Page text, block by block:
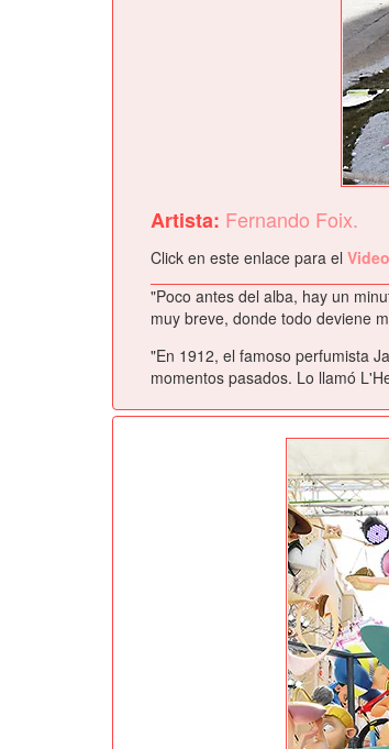
Artista: Fernando Foix.
Click en este enlace para el
"Poco antes del alba, hay un
muy breve, donde todo deviene
"En 1912, el famoso perfumista
momentos pasados. Lo llamó